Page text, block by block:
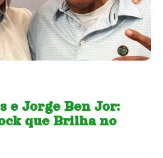
e Jorge Ben Jor:
que Brilha no